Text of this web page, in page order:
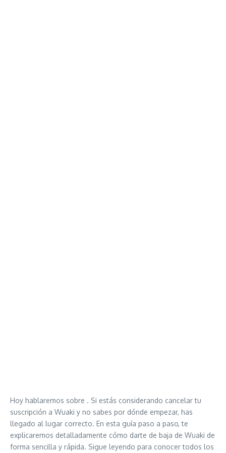
Hoy hablaremos sobre . Si estás considerando cancelar tu
suscripción a Wuaki y no sabes por dónde empezar, has
llegado al lugar correcto. En esta guía paso a paso, te
explicaremos detalladamente cómo darte de baja de Wuaki de
forma sencilla y rápida. Sigue leyendo para conocer todos los